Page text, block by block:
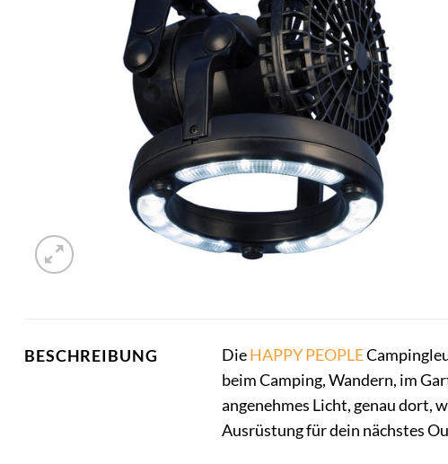
BESCHREIBUNG DieHAPPY PEOPLE
beim Camping, Wandern, im
angenehmes Licht, genau dort,
Ausrüstung für dein nächstes